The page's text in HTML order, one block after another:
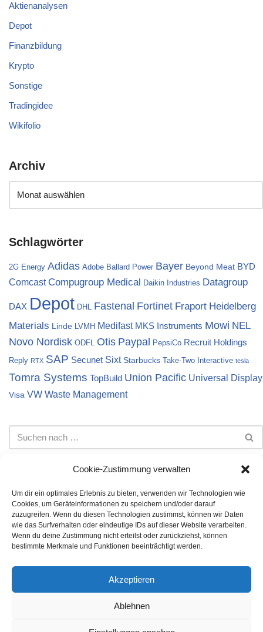
Cookie-Zustimmung verwalten
Um dir ein optimales Erlebnis zu bieten, verwenden wir Technologien wie
Cookies, um Geräteinformationen zu speichern und/oder darauf
zuzugreifen. Wenn du diesen Technologien zustimmst, können wir Daten
wie das Surfverhalten oder eindeutige IDs auf dieser Website verarbeiten.
Wenn du deine Zustimmung nicht erteilst oder zurückziehst, können
bestimmte Merkmale und Funktionen beeinträchtigt werden.
Akzeptieren
Ablehnen
Aktienanalysen
Depot
Finanzbildung
Krypto
Sonstige
Tradingidee
Wikifolio
Archiv
Schlagwörter
2G Energy Adidas Adobe Ballard Power Bayer Beyond Meat BYD
Comcast Compugroup Medical Daikin Industries Datagroup
DAX Depot DHL Fastenal Fortinet Fraport Heidelberg
Materials Linde LVMH Medifast MKS Instruments Mowi NEL
Novo Nordisk ODFL Otis Paypal PepsiCo Recruit Holdings
Reply RTX SAP Secunet Sixt Starbucks Take-Two Interactive tesla
Tomra Systems TopBuild Union Pacific Universal Display
Visa VW Waste Management
Impressum Datenschutz Cookie-Richtlinie (EU)
Die auf dieser Webseite dargestellten Informationen stellen
keine Anlageberatung dar. Bei den Inhalten handelt es sich
auf Vollständigkeit, Richtigkeit und Korrektheit der angegebenen
Wertpapiere unterliegen Risiken, die jeder individuell für sich